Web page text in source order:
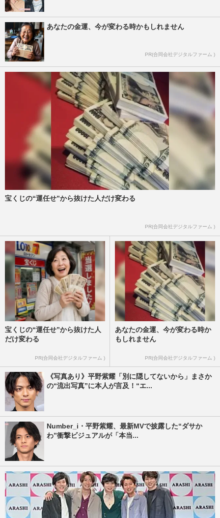
あなたの金運、今が変わる時かもしれません
PR(合同会社デジタルファーム )
宝くじの“運任せ”から抜けた人だけ変わる
PR(合同会社デジタルファーム )
宝くじの“運任せ”から抜けた人
だけ変わる
PR(合同会社デジタルファーム )
あなたの金運、今が変わる時か
もしれません
PR(合同会社デジタルファーム )
《写真あり》平野紫耀「別に隠してないから」まさか
の“流出写真”に本人が言及！“エ...
Number_i・平野紫耀、最新MVで披露した“ダサか
わ”衝撃ビジュアルが「本当...